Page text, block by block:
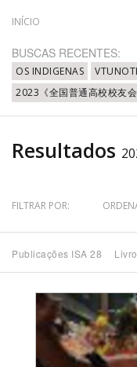
Data do Documento
Até
Tema
Subtema
Área de Levantamento
INÍCIO
BUSCAS RECENTES:
OS INDIGENAS
2023《全国普通高校校友
Resultados
FILTRAR POR:
Publicações ISA 28